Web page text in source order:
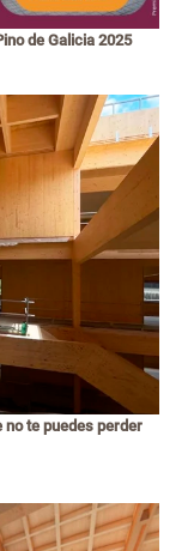
de Galicia 2025
no te puedes perder